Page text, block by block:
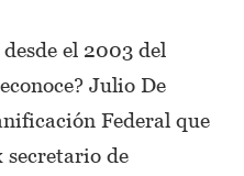
el 2003 del
Julio De
Federal que
secretario de